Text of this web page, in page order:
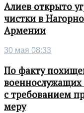
Алиев открыто
чистки в
Армении
30 мая 08:33
По факту
с требованием
меру